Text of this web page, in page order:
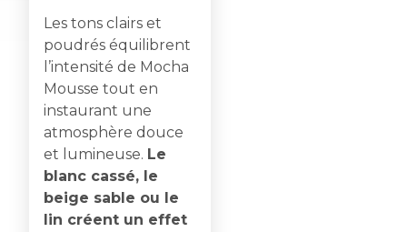
Les tons clairs et
poudrés équilibrent
l’intensité de Mocha
Mousse tout en
instaurant une
atmosphère douce
et lumineuse. Le
blanc cassé, le
beige sable ou le
lin créent un effet